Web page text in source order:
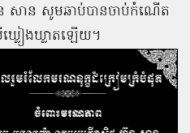
ន សាន សូមឆាប់បានចាប់កំណើត
លៀងឃ្លាតឡើយ។